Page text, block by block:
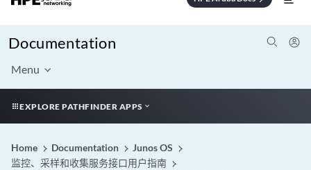
Documentation
Menu
EXPLORE PATHFINDER APPS
Home Documentation
Junos OS
监控、采样和收集服务接口用户指南